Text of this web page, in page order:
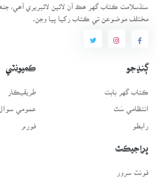
مختلف موضوعن تي ڪتاب رکيا پيا وڃن.
ڳنڍجو
ڪتاب گهر بابت
انتظامي سَٿ
رابطو
ڪميونٽي
طريقيڪار
عمومي سوال
فورم
پراجيڪٽ
فونٽ سرور